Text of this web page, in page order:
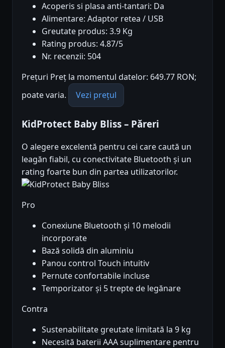
Acoperis si plasa anti-tantari: Da
Alimentare: Adaptor retea / USB
Greutate produs: 3.9 Kg
Rating produs: 4.87/5
Nr. recenzii: 504
Prețuri Preț la momentul datelor: 649.77 RON;
poate varia.
Vezi prețul
KidProtect Baby Bliss – Păreri
O alegere excelentă pentru cei care caută un
leagăn fiabil, cu conectivitate Bluetooth și un
rating foarte bun din partea utilizatorilor.
Pro
Conexiune Bluetooth și 10 melodii
incorporate
Bază solidă din aluminiu
Panou control Touch intuitiv
Pernute confortabile incluse
Temporizator și 5 trepte de legănare
Contra
Sustenabilitate greutate limitată la 9 kg
Necesită baterii AAA suplimentare pentru